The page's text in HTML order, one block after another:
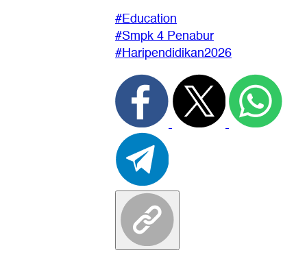
#Education
#Smpk 4 Penabur
#Haripendidikan2026